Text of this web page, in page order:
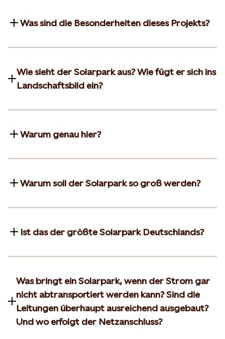
Was sind die Besonderheiten dieses Projekts?
Wie sieht der Solarpark aus? Wie fügt er sich ins
Landschaftsbild ein?
Warum genau hier?
Warum soll der Solarpark so groß werden?
Ist das der größte Solarpark Deutschlands?
Was bringt ein Solarpark, wenn der Strom gar
nicht abtransportiert werden kann? Sind die
Leitungen überhaupt ausreichend ausgebaut?
Und wo erfolgt der Netzanschluss?